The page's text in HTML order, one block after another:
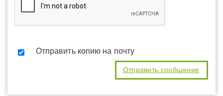
Отправить копию на почту